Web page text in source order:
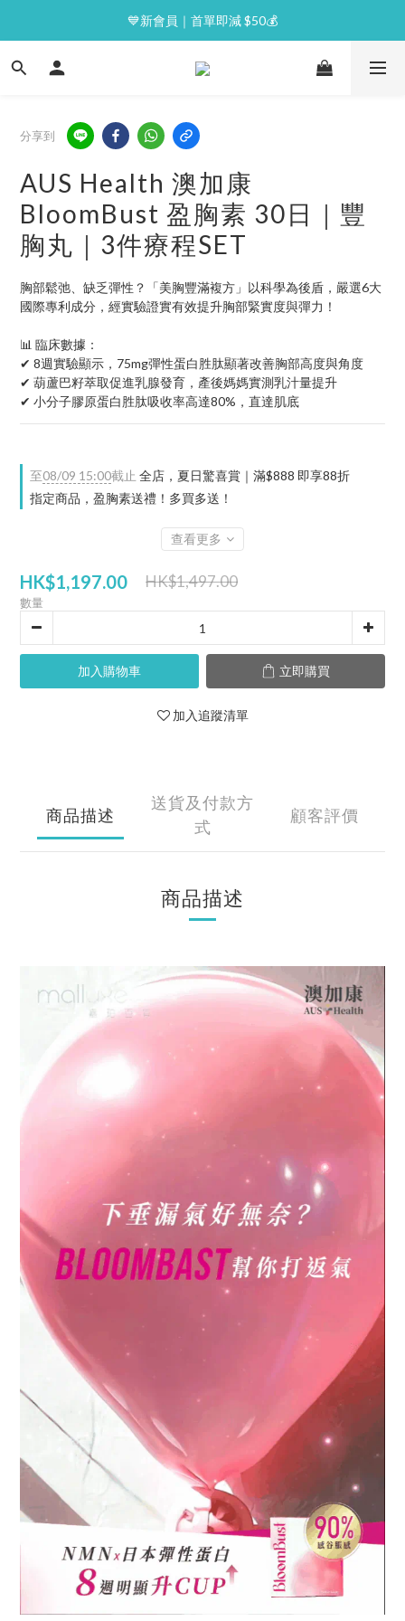
⭐逢星期一malluxe day｜7%購物金回贈
💙新會員｜首單即減 $50💰
⭐逢星期一malluxe day｜7%購物金回贈
分享到
AUS Health 澳加康
BloomBust 盈胸素 30日｜豐
胸丸｜3件療程SET
胸部鬆弛、缺乏彈性？「美胸豐滿複方」以科學為後盾，嚴選6大
國際專利成分，經實驗證實有效提升胸部緊實度與彈力！
📊 臨床數據：
✔ 8週實驗顯示，75mg彈性蛋白胜肽顯著改善胸部高度與角度
✔ 葫蘆巴籽萃取促進乳腺發育，產後媽媽實測乳汁量提升
✔ 小分子膠原蛋白胜肽吸收率高達80%，直達肌底
至08/09 15:00截止 全店，夏日驚喜賞｜滿$888 即享88折
指定商品，盈胸素送禮！多買多送！
查看更多
HK$1,197.00 HK$1,497.00
數量
加入購物車 立即購買
加入追蹤清單
商品描述
送貨及付款方
式
顧客評價
商品描述